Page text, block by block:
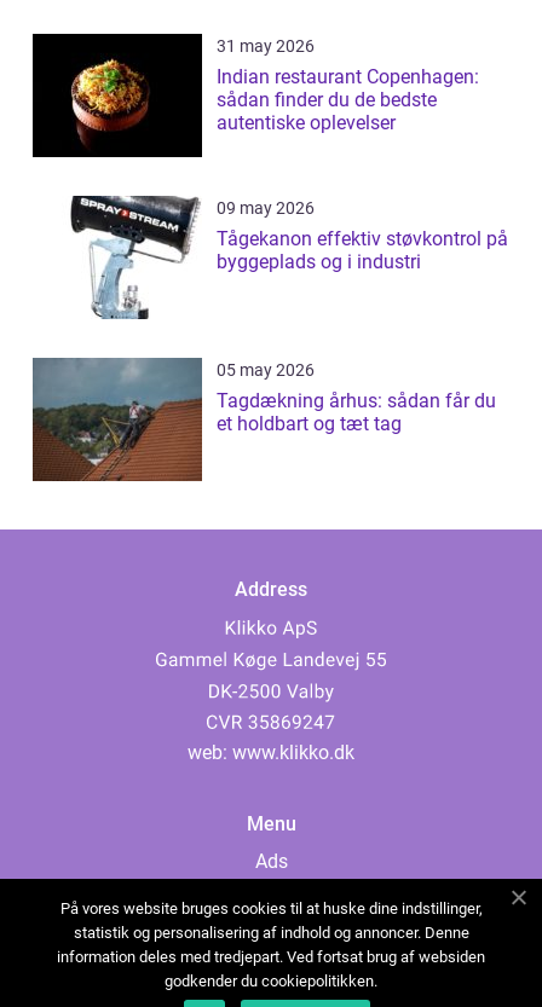
31 may 2026
Indian restaurant Copenhagen:
sådan finder du de bedste
autentiske oplevelser
09 may 2026
Tågekanon effektiv støvkontrol på
byggeplads og i industri
05 may 2026
Tagdækning århus: sådan får du
et holdbart og tæt tag
Address
web: www.klikko.dk
Menu
Ads
Cookies
Contact
Sitemap
På vores website bruges cookies til at huske dine indstillinger,
statistik og personalisering af indhold og annoncer. Denne
information deles med tredjepart. Ved fortsat brug af websiden
godkender du cookiepolitikken.